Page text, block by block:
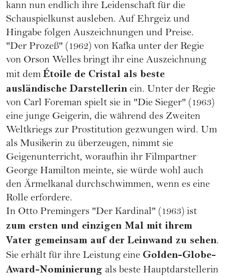
kann nun endlich ihre Leidenschaft für die
Schauspielkunst ausleben. Auf Ehrgeiz und
Hingabe folgen Auszeichnungen und Preise.
"Der Prozeß" (1962) von Kafka unter der Regie
von Orson Welles bringt ihr eine Auszeichnung
mit dem Étoile de Cristal als beste
ausländische Darstellerin ein. Unter der Regie
von Carl Foreman spielt sie in "Die Sieger" (1963)
eine junge Geigerin, die während des Zweiten
Weltkriegs zur Prostitution gezwungen wird. Um
als Musikerin zu überzeugen, nimmt sie
Geigenunterricht, woraufhin ihr Filmpartner
George Hamilton meinte, sie würde wohl auch
den Ärmelkanal durchschwimmen, wenn es eine
Rolle erfordere.
In Otto Premingers "Der Kardinal" (1963) ist
zum ersten und einzigen Mal mit ihrem
Vater gemeinsam auf der Leinwand zu sehen.
Sie erhält für ihre Leistung eine Golden-Globe-
Award-Nominierung als beste Hauptdarstellerin